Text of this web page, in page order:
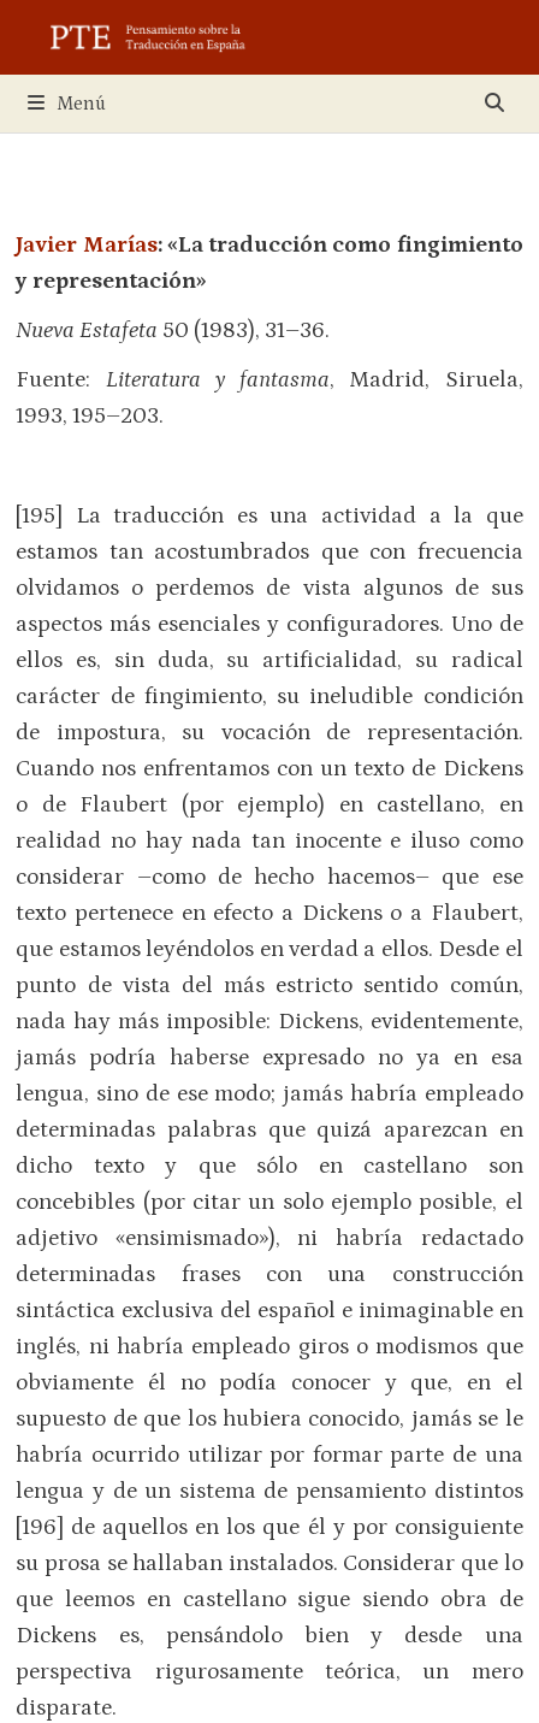
contenido
Menú
Javier Marías:«La traducción como fingimiento
y representación»
Nueva Estafeta 50 (1983), 31–36.
Fuente: Literatura y fantasma, Madrid, Siruela,
1993, 195–203.
[195] La traducción es una actividad a la que
estamos tan acostumbrados que con frecuencia
olvidamos o perdemos de vista algunos de sus
aspectos más esenciales y configuradores. Uno de
ellos es, sin duda, su artificialidad, su radical
carácter de fingimiento, su ineludible condición
de impostura, su vocación de representación.
Cuando nos enfrentamos con un texto de Dickens
o de Flaubert (por ejemplo) en castellano, en
realidad no hay nada tan inocente e iluso como
considerar –como de hecho hacemos– que ese
texto pertenece en efecto a Dickens o a Flaubert,
que estamos leyéndolos en verdad a ellos. Desde el
punto de vista del más estricto sentido común,
nada hay más imposible: Dickens, evidentemente,
jamás podría haberse expresado no ya en esa
lengua, sino de ese modo; jamás habría empleado
determinadas palabras que quizá aparezcan en
dicho texto y que sólo en castellano son
concebibles (por citar un solo ejemplo posible, el
adjetivo «ensimismado»), ni habría redactado
determinadas frases con una construcción
sintáctica exclusiva del español e inimaginable en
inglés, ni habría empleado giros o modismos que
obviamente él no podía conocer y que, en el
supuesto de que los hubiera conocido, jamás se le
habría ocurrido utilizar por formar parte de una
lengua y de un sistema de pensamiento distintos
[196] de aquellos en los que él y por consiguiente
su prosa se hallaban instalados. Considerar que lo
que leemos en castellano sigue siendo obra de
Dickens es, pensándolo bien y desde una
perspectiva rigurosamente teórica, un mero
disparate.